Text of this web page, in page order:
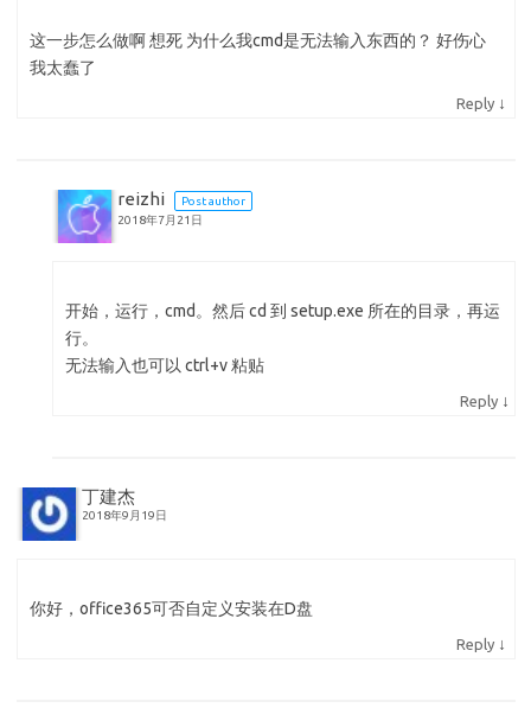
这一步怎么做啊 想死 为什么我cmd是无法输入东西的？ 好伤心
我太蠢了
Reply ↓
reizhi
Post author
2018年7月21日
开始，运行，cmd。然后 cd 到 setup.exe 所在的目录，再运
行。
无法输入也可以 ctrl+v 粘贴
Reply ↓
丁建杰
2018年9月19日
你好，office365可否自定义安装在D盘
Reply ↓